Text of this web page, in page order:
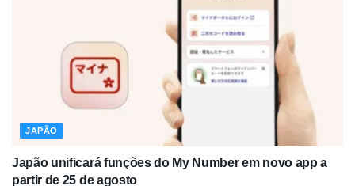
JAPÃO
Japão unificará funções do My Number em novo app a
partir de 25 de agosto